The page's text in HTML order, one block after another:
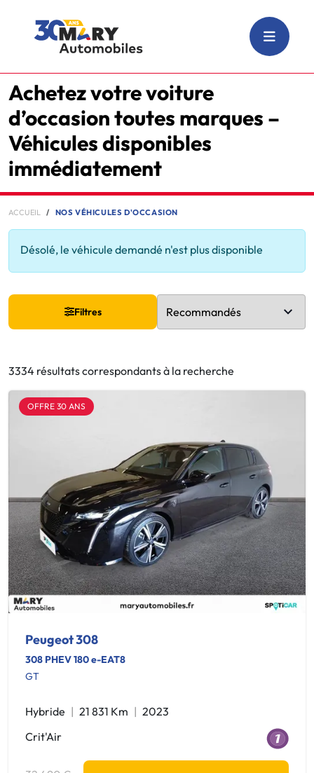
Achetez votre voiture
d’occasion toutes marques –
Véhicules disponibles
immédiatement
ACCUEIL NOS VÉHICULES D'OCCASION
Désolé, le véhicule demandé n'est plus disponible
Filtres
3334 résultats correspondants à la recherche
OFFRE 30 ANS
Peugeot 308
308 PHEV 180 e-EAT8
GT
Hybride 21 831 Km
2023
Crit'Air